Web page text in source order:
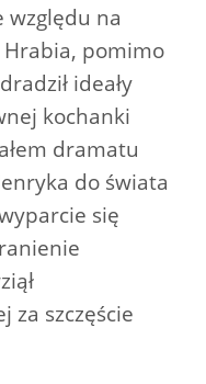
względu na
Hrabia, pomimo
ideały
kochanki
dramatu
do świata
się
za szczęście